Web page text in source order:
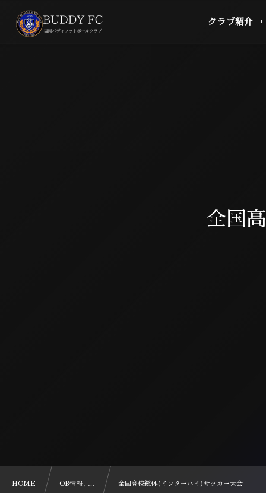
クラブ紹介
全国
HOME OB情報 , … 全国高校総体(インターハイ)サッカー大会